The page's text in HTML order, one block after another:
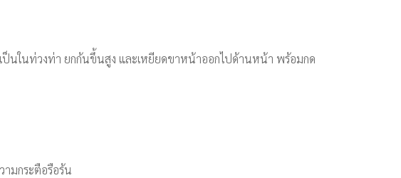
ป็นในท่วงท่า ยกก้นขึ้นสูง และเหยียดขาหน้าออกไปด้านหน้า พร้อมกด
ามกระตือรือร้น